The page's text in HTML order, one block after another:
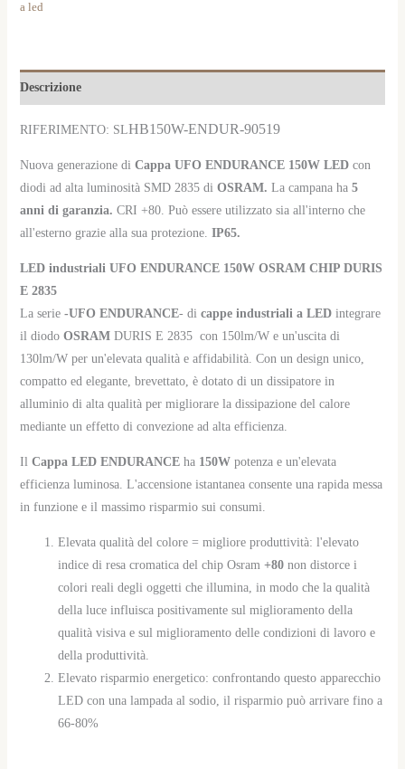
a led
Descrizione
RIFERIMENTO: SLHB150W-ENDUR-90519
Nuova generazione di Cappa UFO ENDURANCE 150W LED con
diodi ad alta luminosità SMD 2835 di OSRAM. La campana ha 5
anni di garanzia. CRI +80. Può essere utilizzato sia all'interno che
all'esterno grazie alla sua protezione. IP65.
LED industriali UFO ENDURANCE 150W OSRAM CHIP DURIS
E 2835
La serie -UFO ENDURANCE- dicappe industriali a LEDintegrare
il diodo OSRAM DURIS E 2835 con 150lm/W e un'uscita di
130lm/W per un'elevata qualità e affidabilità. Con un design unico,
compatto ed elegante, brevettato, è dotato di un dissipatore in
alluminio di alta qualità per migliorare la dissipazione del calore
mediante un effetto di convezione ad alta efficienza.
Il Cappa LED ENDURANCEha 150Wpotenza e un'elevata
efficienza luminosa. L'accensione istantanea consente una rapida messa
in funzione e il massimo risparmio sui consumi.
Elevata qualità del colore = migliore produttività: l'elevato
indice di resa cromatica del chip Osram+80non distorce i
colori reali degli oggetti che illumina, in modo che la qualità
della luce influisca positivamente sul miglioramento della
qualità visiva e sul miglioramento delle condizioni di lavoro e
della produttività.
Elevato risparmio energetico: confrontando questo apparecchio
LED con una lampada al sodio, il risparmio può arrivare fino a
66-80%